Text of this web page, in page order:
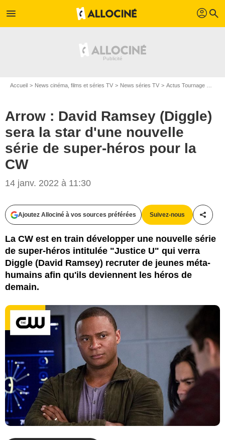
menu profil search
Accueil News cinéma, films et séries TV News séries TV Actus Tournage Séries TV
Arrow : David Ramsey (Diggle)
sera la star d'une nouvelle
série de super-héros pour la
CW
14 janv. 2022 à 11:30
Ajoutez Allociné à vos sources préférées Suivez-nous
La CW est en train développer une nouvelle série
de super-héros intitulée "Justice U" qui verra
Diggle (David Ramsey) recruter de jeunes méta-
humains afin qu'ils deviennent les héros de
demain.